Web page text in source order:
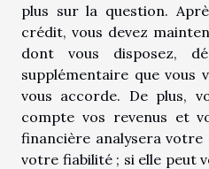
plus sur la question.
crédit, vous devez
dont vous disposez,
supplémentaire que vous
vous accorde. De plus,
compte vos revenus et
financière analysera
votre fiabilité ; si elle peut